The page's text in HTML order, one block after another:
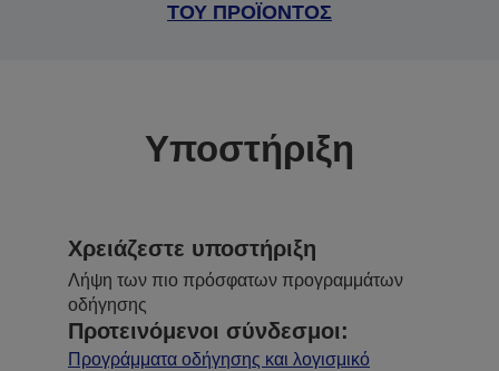
ΤΟΥ ΠΡΟΪΟΝΤΟΣ
Υποστήριξη
Χρειάζεστε υποστήριξη
Λήψη των πιο πρόσφατων προγραμμάτων
οδήγησης
Προτεινόμενοι σύνδεσμοι:
Προγράμματα οδήγησης και λογισμικό